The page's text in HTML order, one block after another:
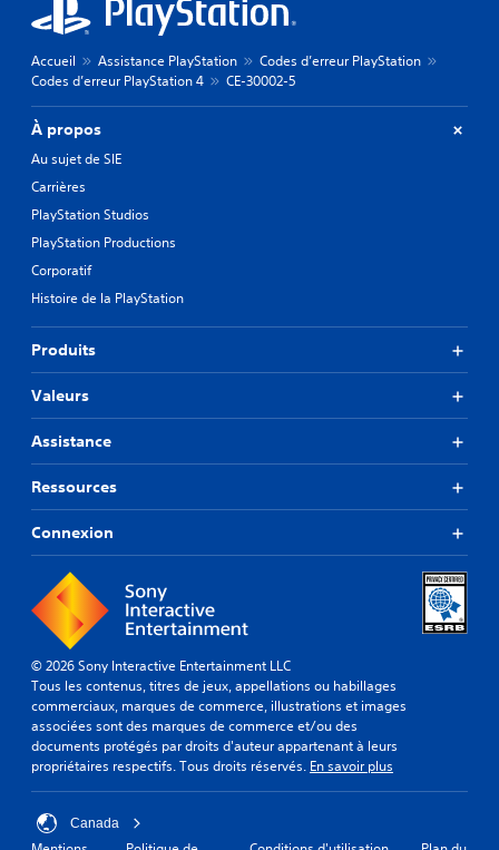
Accueil Assistance PlayStation
Codes d’erreur PlayStation
Codes d’erreur PlayStation 4
CE-30002-5
À propos
Au sujet de SIE
Carrières
PlayStation Studios
PlayStation Productions
Corporatif
Histoire de la PlayStation
Produits
Valeurs
Assistance
Ressources
Connexion
© 2026 Sony Interactive Entertainment LLC
Tous les contenus, titres de jeux, appellations ou habillages
commerciaux, marques de commerce, illustrations et images
associées sont des marques de commerce et/ou des
documents protégés par droits d'auteur appartenant à leurs
propriétaires respectifs. Tous droits réservés. En savoir plus
Canada